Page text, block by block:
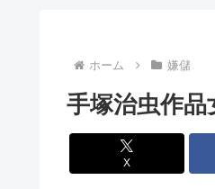
神田うの、51歳の薄毛
【速報】X収益化、従
【悲報】山田洋次監督
ホーム 嫌儲
手塚治虫作
X